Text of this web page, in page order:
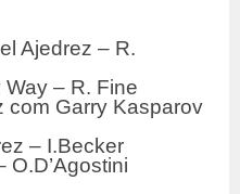
Ajedrez – R.
– R. Fine
Garry Kasparov
– I.Becker